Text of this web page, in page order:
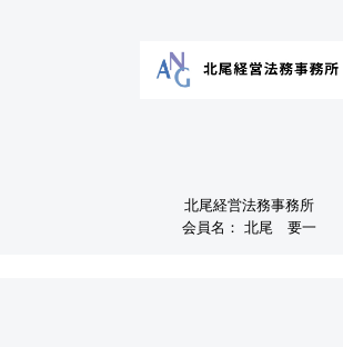
北尾経営法務事務所
会員名： 北尾 要一